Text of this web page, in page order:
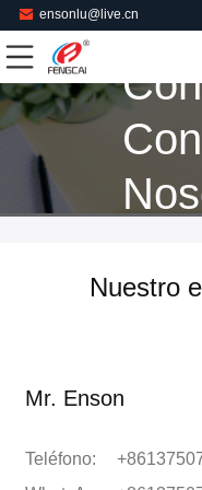
ensonlu@live.cn
Con
Nuestro
Mr. Enson
Teléfono: